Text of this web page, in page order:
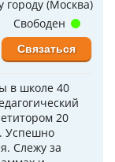
городу (Москва)
в школе 40
20
Успешно
Слежу за
Свободен
Связаться